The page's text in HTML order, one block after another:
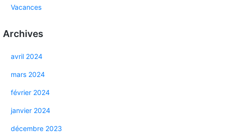
Vacances
Archives
avril 2024
mars 2024
février 2024
janvier 2024
décembre 2023